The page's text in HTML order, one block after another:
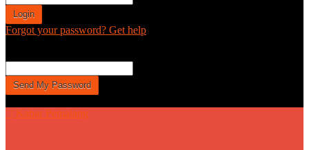
Forgot your password? Get help
| Kabar Pemalang